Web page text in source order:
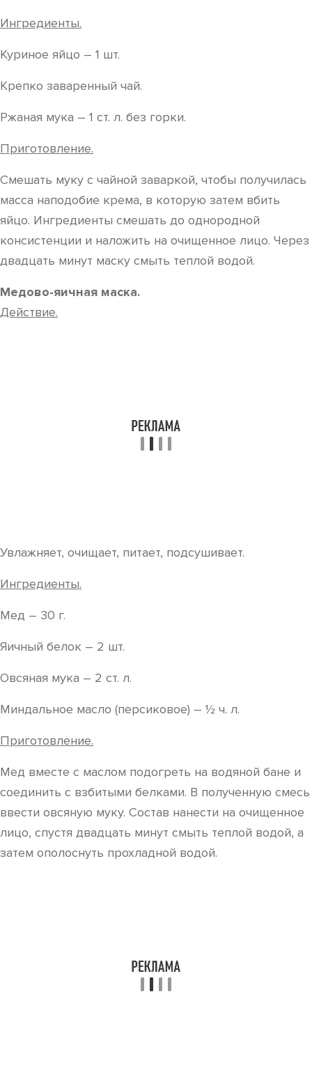
Ингредиенты.
Куриное яйцо – 1 шт.
Крепко заваренный чай.
Ржаная мука – 1 ст. л. без горки.
Приготовление.
Смешать муку с чайной заваркой, чтобы получилась
масса наподобие крема, в которую затем вбить
яйцо. Ингредиенты смешать до однородной
консистенции и наложить на очищенное лицо. Через
двадцать минут маску смыть теплой водой.
Медово-яичная маска.
Действие.
Увлажняет, очищает, питает, подсушивает.
Ингредиенты.
Мед – 30 г.
Яичный белок – 2 шт.
Овсяная мука – 2 ст. л.
Миндальное масло (персиковое) – ½ ч. л.
Приготовление.
Мед вместе с маслом подогреть на водяной бане и
соединить с взбитыми белками. В полученную смесь
ввести овсяную муку. Состав нанести на очищенное
лицо, спустя двадцать минут смыть теплой водой, а
затем ополоснуть прохладной водой.